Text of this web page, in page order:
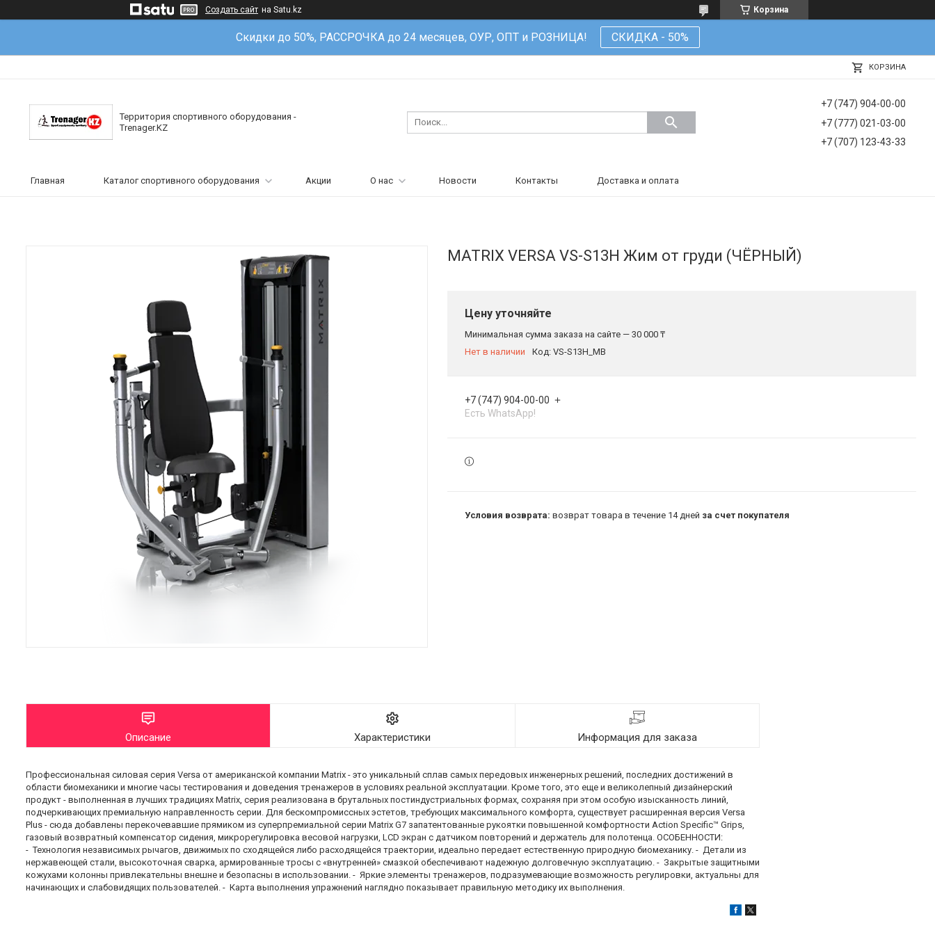
Создать сайт на Satu.kz Корзина
Скидки до 50%, РАССРОЧКА до 24 месяцев, ОУР, ОПТ и РОЗНИЦА! СКИДКА - 50%
КОРЗИНА
Территория спортивного оборудования -
Trenager.KZ
+7 (747) 904-00-00
+7 (777) 021-03-00
+7 (707) 123-43-33
Главная Каталог спортивного оборудования Акции О нас Новости Контакты Доставка и оплата
MATRIX VERSA VS-S13H Жим от груди (ЧЁРНЫЙ)
Цену уточняйте
Минимальная сумма заказа на сайте — 30 000 ₸
Нет в наличии
Код: VS-S13H_MB
+7 (747) 904-00-00
Есть WhatsApp!
возврат товара в течение 14 дней за счет покупателя
Описание Характеристики Информация для заказа
Профессиональная силовая серия Versa от американской компании Matrix - это уникальный сплав самых передовых инженерных решений, последних достижений в
области биомеханики и многие часы тестирования и доведения тренажеров в условиях реальной эксплуатации. Кроме того, это еще и великолепный дизайнерский
продукт - выполненная в лучших традициях Matrix, серия реализована в брутальных постиндустриальных формах, сохраняя при этом особую изысканность линий,
подчеркивающих премиальную направленность серии. Для бескомпромиссных эстетов, требующих максимального комфорта, существует расширенная версия Versa
Plus - сюда добавлены перекочевавшие прямиком из суперпремиальной серии Matrix G7 запатентованные рукоятки повышенной комфортности Action Specific™ Grips,
газовый возвратный компенсатор сидения, микрорегулировка весовой нагрузки, LCD экран с датчиком повторений и держатель для полотенца. ОСОБЕННОСТИ:
- Технология независимых рычагов, движимых по сходящейся либо расходящейся траектории, идеально передает естественную природную биомеханику. - Детали из
нержавеющей стали, высокоточная сварка, армированные тросы с «внутренней» смазкой обеспечивают надежную долговечную эксплуатацию. - Закрытые защитными
кожухами колонны привлекательны внешне и безопасны в использовании. - Яркие элементы тренажеров, подразумевающие возможность регулировки, актуальны для
начинающих и слабовидящих пользователей. - Карта выполнения упражнений наглядно показывает правильную методику их выполнения.